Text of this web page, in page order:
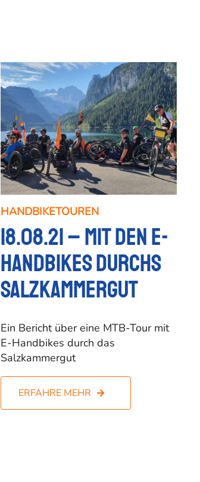
HANDBIKETOUREN
18.08.21 – Mit den E-
Handbikes durchs
Salzkammergut
Ein Bericht über eine MTB-Tour mit
E-Handbikes durch das
Salzkammergut
ERFAHRE MEHR